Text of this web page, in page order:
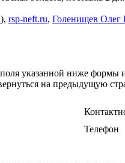
), rsp-neft.ru, Голенищев Олег
указанной ниже
на предыдущую
Телефон